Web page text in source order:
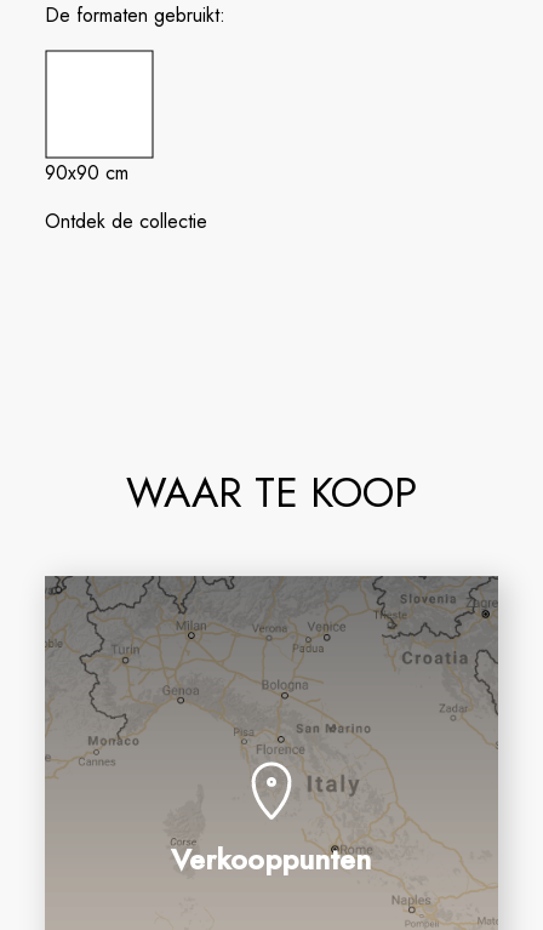
De formaten gebruikt:
90x90 cm
Ontdek de collectie
WAAR TE KOOP
Verkooppunten